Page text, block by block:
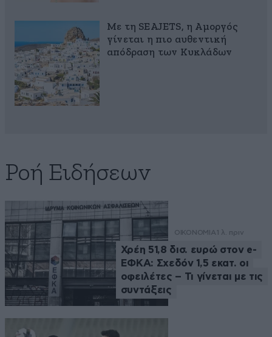
Με τη SEAJETS, η Αμοργός
γίνεται η πιο αυθεντική
απόδραση των Κυκλάδων
Ροή Ειδήσεων
ΟΙΚΟΝΟΜΙΑ 1 λ. πριν
Χρέη 51,8 δισ. ευρώ στον e-
ΕΦΚΑ: Σχεδόν 1,5 εκατ. οι
οφειλέτες – Τι γίνεται με τις
συντάξεις